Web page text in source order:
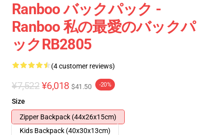
Ranboo バックパック -
Ranboo 私の最愛のバックパ
ックRB2805
(4 customer reviews)
¥7,522 ¥6,018 $41.50 -20%
Size
Zipper Backpack (44x26x15cm)
Kids Backpack (40x30x13cm)